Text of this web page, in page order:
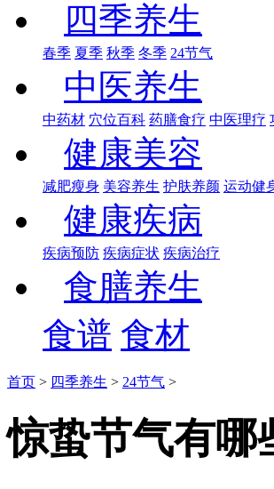
四季养生
春季 夏季 秋季 冬季 24节气
中医养生
中药材 穴位百科 药膳食疗 中医理疗
健康美容
减肥瘦身 美容养生 护肤养颜 运动健
健康疾病
疾病预防 疾病症状 疾病治疗
食膳养生
食谱 食材
首页 > 四季养生 > 24节气 >
惊蛰节气有哪